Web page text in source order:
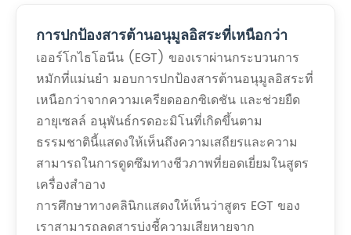
การปกป้องสารต้านอนุมูลอิสระที่เหนือกว่า
เออร์โกไธโอนีน (EGT) ของเราผ่านกระบวนการ
หมักที่แม่นยำ มอบการปกป้องสารต้านอนุมูลอิสระที่
เหนือกว่าจากความเครียดออกซิเดชัน และช่วยยืด
อายุเซลล์ อนุพันธ์กรดอะมิโนที่เกิดขึ้นตาม
ธรรมชาตินี้แสดงให้เห็นถึงความเสถียรและความ
สามารถในการดูดซึมทางชีวภาพที่ยอดเยี่ยมในสูตร
เครื่องสำอาง
การศึกษาทางคลินิกแสดงให้เห็นว่าสูตร EGT ของ
เราสามารถลดสารบ่งชี้ความเสียหายจาก